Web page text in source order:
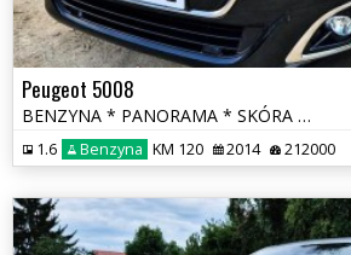
Peugeot 5008
BENZYNA * PANORAMA * SKÓRA * lift * nawigacja * super * okazja
1.6 Benzyna KM 120 2014 212000